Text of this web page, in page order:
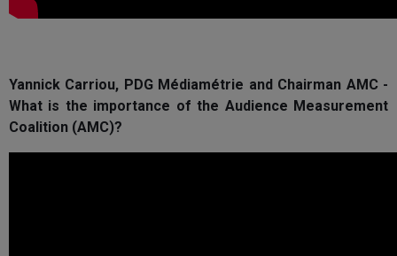
Yannick Carriou, PDG Médiamétrie and Chairman AMC -
What is the importance of the Audience Measurement
Coalition (AMC)?